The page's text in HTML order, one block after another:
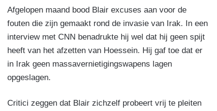
Afgelopen maand bood Blair excuses aan voor de
fouten die zijn gemaakt rond de invasie van Irak. In een
interview met CNN benadrukte hij wel dat hij geen spijt
heeft van het afzetten van Hoessein. Hij gaf toe dat er
in Irak geen massavernietigingswapens lagen
opgeslagen.
Critici zeggen dat Blair zichzelf probeert vrij te pleiten